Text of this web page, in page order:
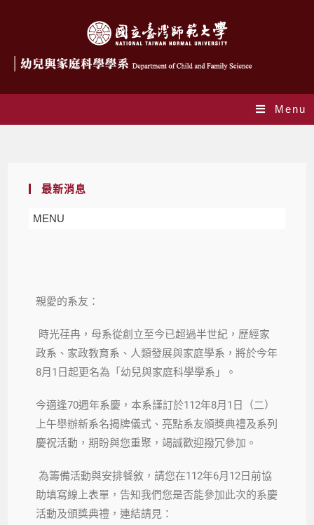
Menu
最新消息
MENU
親愛的系友：
時光荏冉，母系從創立至今已超過半世紀，歷經家
政系、家政教育系、人類發展與家庭學系，將於今年
8月1日起更名為「幼兒與家庭科學學系」。
今適逢70週年系慶，本系謹訂於112年8月1日（二）
上午舉辦新系名揭牌儀式、亮點系友頒獎典禮及系列
慶祝活動，期盼與您重聚，竭誠歡迎撥冗參加。
為籌備活動與安排餐敘，請您在112年6月12日前協
助填寫線上表單，告知我們您是否能參加此次的系慶
活動及頒獎典禮，連結請見：